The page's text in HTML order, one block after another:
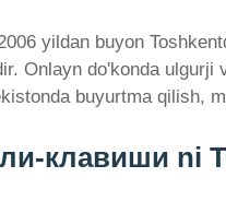
yildan buyon
Onlayn do'konda
buyurtma qilish,
клавиши ni